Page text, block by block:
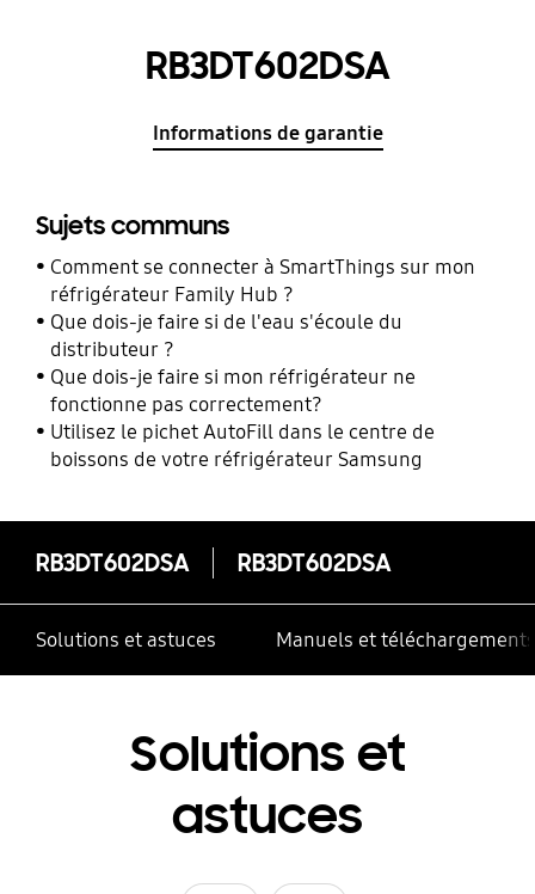
RB3DT602DSA
Informations de garantie
Sujets communs
Comment se connecter à SmartThings sur mon
réfrigérateur Family Hub ?
Que dois-je faire si de l'eau s'écoule du
distributeur ?
Que dois-je faire si mon réfrigérateur ne
fonctionne pas correctement?
Utilisez le pichet AutoFill dans le centre de
boissons de votre réfrigérateur Samsung
RB3DT602DSA RB3DT602DSA
Solutions et astuces Manuels et téléchargements
Solutions et
astuces